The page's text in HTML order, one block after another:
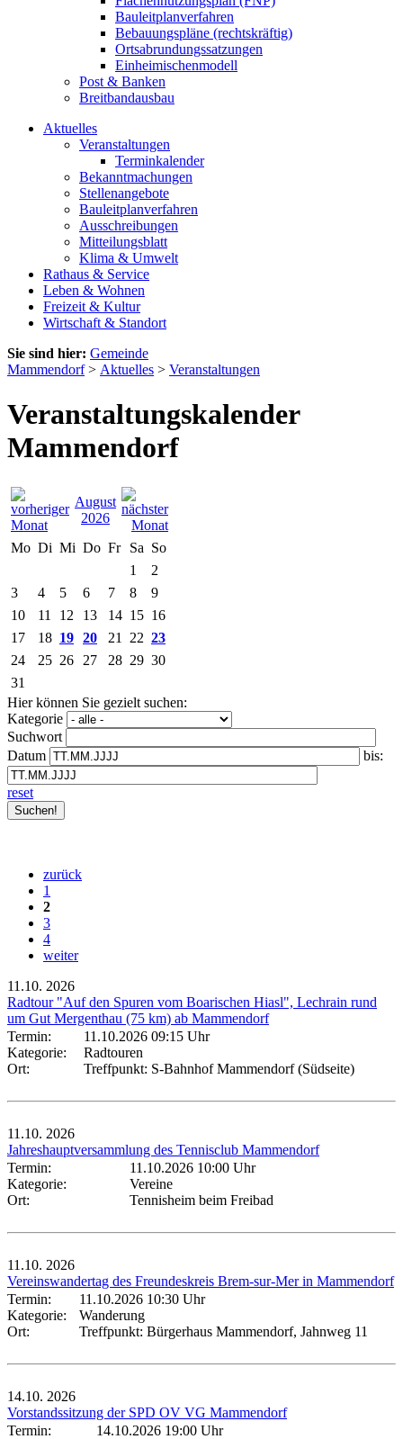
Bauleitplanverfahren
Bebauungspläne (rechtskräftig)
Ortsabrundungssatzungen
Einheimischenmodell
Post & Banken
Breitbandausbau
Aktuelles
Veranstaltungen
Terminkalender
Bekanntmachungen
Stellenangebote
Bauleitplanverfahren
Ausschreibungen
Mitteilungsblatt
Klima & Umwelt
Rathaus & Service
Leben & Wohnen
Freizeit & Kultur
Wirtschaft & Standort
Sie sind hier: Gemeinde
Mammendorf> Aktuelles > Veranstaltungen
Veranstaltungskalender
Mammendorf
August
2026
Mo Di Mi Do Fr Sa So
1
2
3
4 5 6 7 8
9
10
11 12 13 14 15 16
17
18 19 20 21 22 23
24
25 26 27 28 29 30
31
Hier können Sie gezielt suchen:
Kategorie
Suchwort
Datum
bis:
reset
zurück
1
2
3
4
weiter
11.10. 2026
Radtour "Auf den Spuren vom Boarischen Hiasl", Lechrain rund
um Gut Mergenthau (75 km) ab Mammendorf
Termin:
11.10.2026 09:15 Uhr
Kategorie:
Radtouren
Ort:
Treffpunkt: S-Bahnhof Mammendorf (Südseite)
11.10. 2026
Jahreshauptversammlung des Tennisclub Mammendorf
Termin:
11.10.2026 10:00 Uhr
Kategorie:
Vereine
Ort:
Tennisheim beim Freibad
11.10. 2026
Vereinswandertag des Freundeskreis Brem-sur-Mer in Mammendorf
Termin:
11.10.2026 10:30 Uhr
Kategorie:
Wanderung
Ort:
Treffpunkt: Bürgerhaus Mammendorf, Jahnweg 11
14.10. 2026
Vorstandssitzung der SPD OV VG Mammendorf
Termin:
14.10.2026 19:00 Uhr